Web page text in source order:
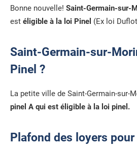
Bonne nouvelle! Saint-Germain-sur-
est éligible à la loi Pinel (Ex loi
Saint-Germain-sur-
Pinel ?
La petite ville de Saint-Germain-sur-
pinel A qui est éligible à la loi pinel.
Plafond des loyers pour